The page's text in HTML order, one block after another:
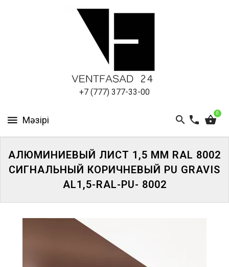
+7 (777) 377-33-00
0
ПАНЕЛИ
АЛЮМИНИЕВЫЙ ЛИСТ 1,5 ММ RAL 8002
СИГНАЛЬНЫЙ КОРИЧНЕВЫЙ PU GRAVIS
AL1,5-RAL-PU- 8002